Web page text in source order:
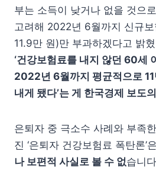
부는 소득이 낮거나 없을 것으
고려해 2022년 6월까지 신규
11.9만 원)만 부과하겠다고 밝
‘건강보험료를 내지 않던 60세
2022년 6월까지 평균적으로
내게 됐다’는 게 한국경제 보도
은퇴자 중 극소수 사례와 부족
진 ‘은퇴자 건강보험료 폭탄론’은
나 보편적 사실로 볼 수 없습니